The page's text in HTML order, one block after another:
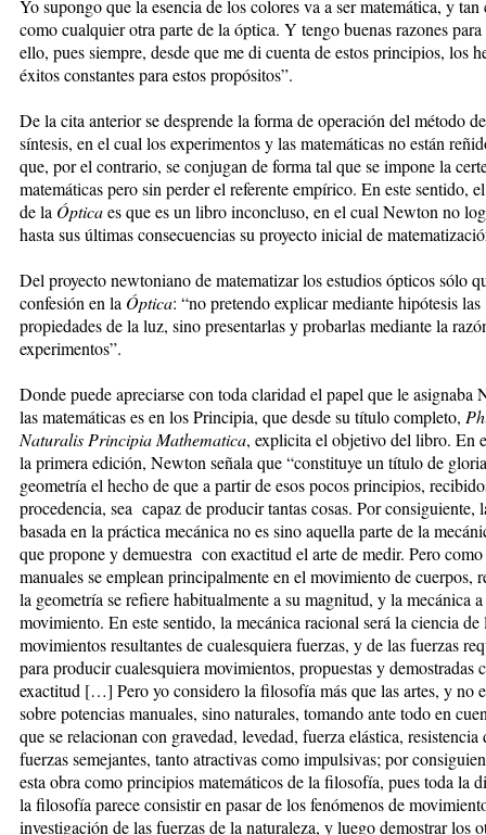
Yo supongo que la esencia de los colores va a ser matemática, y tan
como cualquier otra parte de la óptica. Y tengo buenas razones para
ello, pues siempre, desde que me di cuenta de estos principios, los
éxitos constantes para estos propósitos”.
De la cita anterior se desprende la forma de operación del método
síntesis, en el cual los experimentos y las matemáticas no están
que, por el contrario, se conjugan de forma tal que se impone la
matemáticas pero sin perder el referente empírico. En este sentido,
de la Ópticaes que es un libro inconcluso, en el cual Newton no
hasta sus últimas consecuencias su proyecto inicial de
Del proyecto newtoniano de matematizar los estudios ópticos sólo
confesión en la Óptica: “no pretendo explicar mediante hipótesis las
propiedades de la luz, sino presentarlas y probarlas mediante la
experimentos”.
Donde puede apreciarse con toda claridad el papel que le asignaba
las matemáticas es en los Principia, que desde su título completo,
Naturalis Principia Mathematica, explicita el objetivo del libro. En
la primera edición, Newton señala que “constituye un título de
geometría el hecho de que a partir de esos pocos principios,
procedencia, sea capaz de producir tantas cosas. Por consiguiente,
basada en la práctica mecánica no es sino aquella parte de la
que propone y demuestra con exactitud el arte de medir. Pero como
manuales se emplean principalmente en el movimiento de cuerpos,
la geometría se refiere habitualmente a su magnitud, y la mecánica
movimiento. En este sentido, la mecánica racional será la ciencia de
movimientos resultantes de cualesquiera fuerzas, y de las fuerzas
para producir cualesquiera movimientos, propuestas y demostradas
exactitud […] Pero yo considero la filosofía más que las artes, y no
sobre potencias manuales, sino naturales, tomando ante todo en
que se relacionan con gravedad, levedad, fuerza elástica,
fuerzas semejantes, tanto atractivas como impulsivas; por
esta obra como principios matemáticos de la filosofía, pues toda la
la filosofía parece consistir en pasar de los fenómenos de
investigación de las fuerzas de la naturaleza, y luego demostrar los